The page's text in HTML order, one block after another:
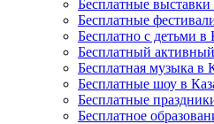
Бесплатные выставки
Бесплатные
Бесплатно с детьми в
Бесплатный
Бесплатная музыка в
Бесплатные шоу в
Бесплатные
Бесплатное